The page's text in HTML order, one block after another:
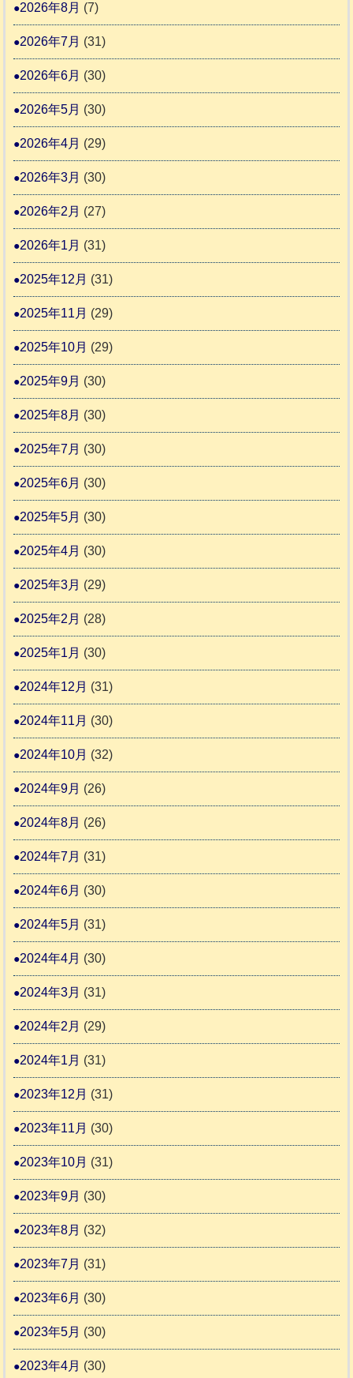
告
か
す
度
本
物
推
2026年8月 (7)
2026年7月 (31)
2026年6月 (30)
2026年5月 (30)
2026年4月 (29)
2026年3月 (30)
2026年2月 (27)
2026年1月 (31)
2025年12月 (31)
2025年11月 (29)
2025年10月 (29)
2025年9月 (30)
2025年8月 (30)
2025年7月 (30)
2025年6月 (30)
2025年5月 (30)
2025年4月 (30)
2025年3月 (29)
2025年2月 (28)
2025年1月 (30)
2024年12月 (31)
2024年11月 (30)
2024年10月 (32)
2024年9月 (26)
2024年8月 (26)
2024年7月 (31)
2024年6月 (30)
2024年5月 (31)
2024年4月 (30)
2024年3月 (31)
2024年2月 (29)
2024年1月 (31)
2023年12月 (31)
2023年11月 (30)
2023年10月 (31)
2023年9月 (30)
2023年8月 (32)
2023年7月 (31)
2023年6月 (30)
2023年5月 (30)
2023年4月 (30)